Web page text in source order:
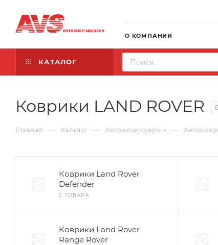
О КОМПАНИИ
КАТАЛОГ
Коврики LAND ROVER
Главная — Каталог — Автоаксессуары —
Коврики Land Rover
Defender
2 ТОВАРА
Коврики Land Rover
Range Rover